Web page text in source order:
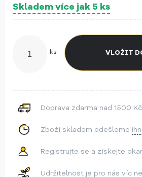
Skladem více jak 5 ks
ks
Doprava zdarma nad 1500 Kč
Zboží skladem odešleme
Registrujte se a získejte
Udržitelnost je pro nás víc